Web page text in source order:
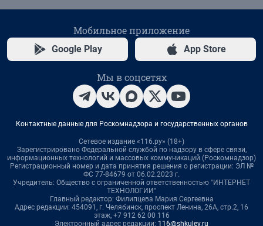
Мобильное приложение
Google Play App Store
Мы в соцсетях
Контактные данные для Роскомнадзора и государственных органов
Сетевое издание «116.ру» (18+)
Зарегистрировано Федеральной службой по надзору в сфере связи,
информационных технологий и массовых коммуникаций (Роскомнадзор)
Регистрационный номер и дата принятия решения о регистрации: ЭЛ №
ФС 77-84679 от 06.02.2023 г.
Учредитель: Общество с ограниченной ответственностью "ИНТЕРНЕТ
ТЕХНОЛОГИИ"
Главный редактор: Филипцева Мария Сергеевна
Адрес редакции: 454091, г. Челябинск, проспект Ленина, 26А, стр.2, 16
этаж, +7 912 62 00 116
Электронный адрес редакции: 116@shkulev.ru